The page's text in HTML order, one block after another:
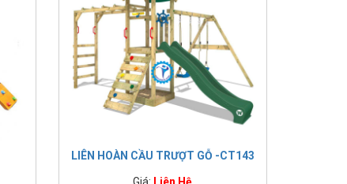
LIÊN HOÀN CẦU TRƯỢT GỖ -CT143